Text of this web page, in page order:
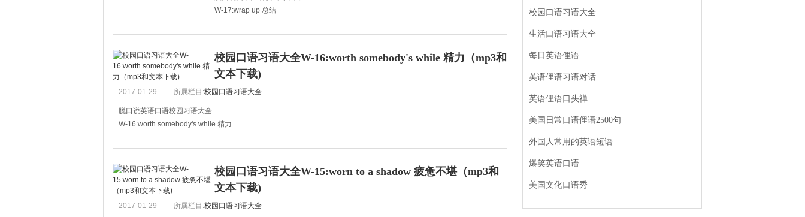
W-17:wrap up 总结
A:快l2点了，让我们赶快做完_作，然后一起去吃
校园口语习语大全W-16:worth somebody's while 精力（mp3和
文本下载)
2017-01-29 所属栏目:校园口语习语大全
脱口说英语口语校园习语大全
W-16:worth somebody's while 精力
A:我不知道读研到底值不值得。
B:Sure it is.
校园口语习语大全W-15:worn to a shadow 疲惫不堪（mp3和
文本下载)
2017-01-29 所属栏目:校园口语习语大全
校园口语习语大全
生活口语习语大全
每日英语俚语
英语俚语习语对话
英语俚语口头禅
美国日常口语俚语2500句
外国人常用的英语短语
爆笑英语口语
美国文化口语秀